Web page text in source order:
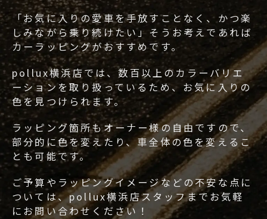
「お気に入りの愛車を手放すことなく、かつ楽
しみながら乗り続けたい」そうお考えであれば
カーラッピングがおすすめです。
pollux横浜店では、数百以上のカラーバリエ
ーションを取り扱っているため、お気に入りの
色を見つけられます。
ラッピング箇所もオーナー様の自由ですので、
部分的に色を変えたり、車全体の色を変えるこ
とも可能です。
ご予算やラッピングイメージなどの不安な点に
ついては、pollux横浜店スタッフまでお気軽
にお問い合わせください！